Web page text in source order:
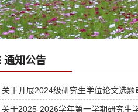
通知公告
关于开展2024级研究生学位论文选题
关于2025-2026学年第一学期研究生